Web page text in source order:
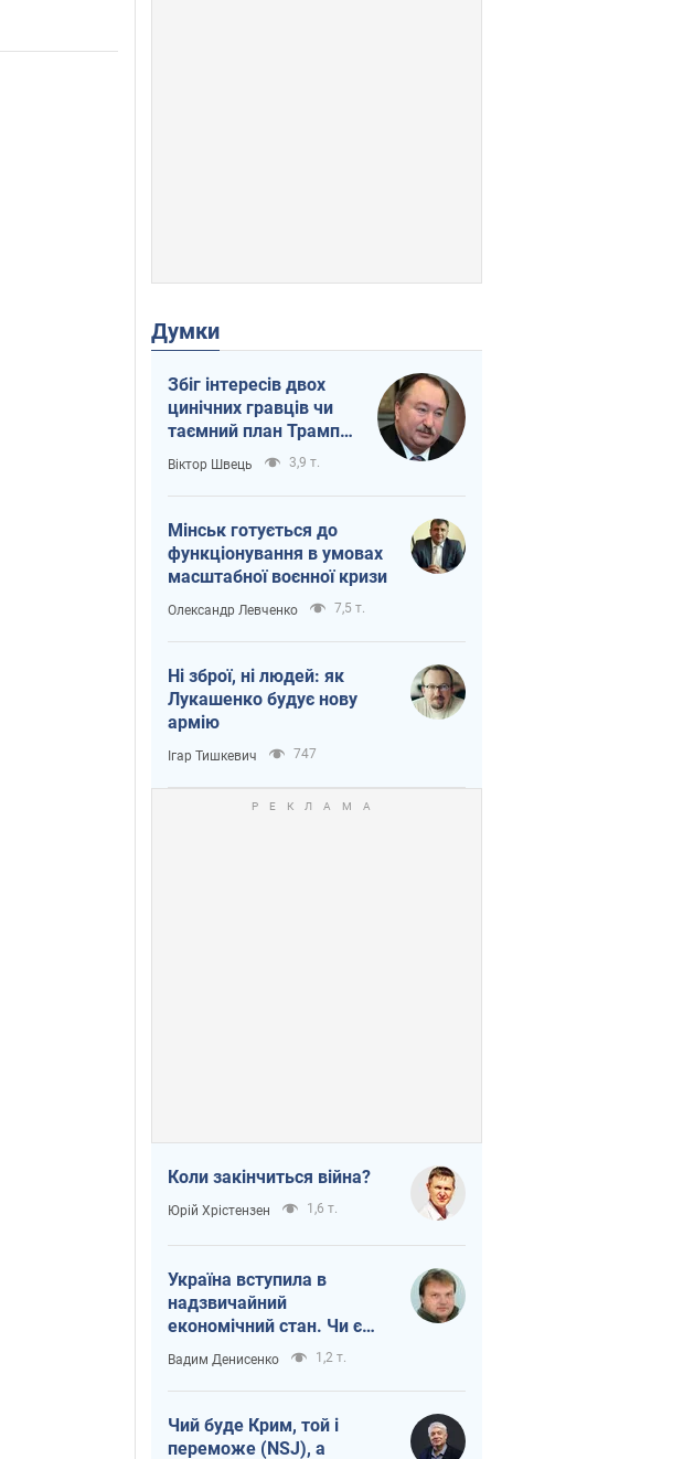
Думки
Збіг інтересів двох
цинічних гравців чи
таємний план Трампа
і Путіна?
Віктор Швець 3,9 т.
Мінськ готується до
функціонування в умовах
масштабної воєнної кризи
Олександр Левченко 7,5 т.
Ні зброї, ні людей: як
Лукашенко будує нову
армію
Ігар Тишкевич 747
Коли закінчиться війна?
Юрій Хрістензен 1,6 т.
Україна вступила в
надзвичайний
економічний стан. Чи є
світло вкінці тунелю?
Вадим Денисенко 1,2 т.
Чий буде Крим, той і
переможе (NSJ), а